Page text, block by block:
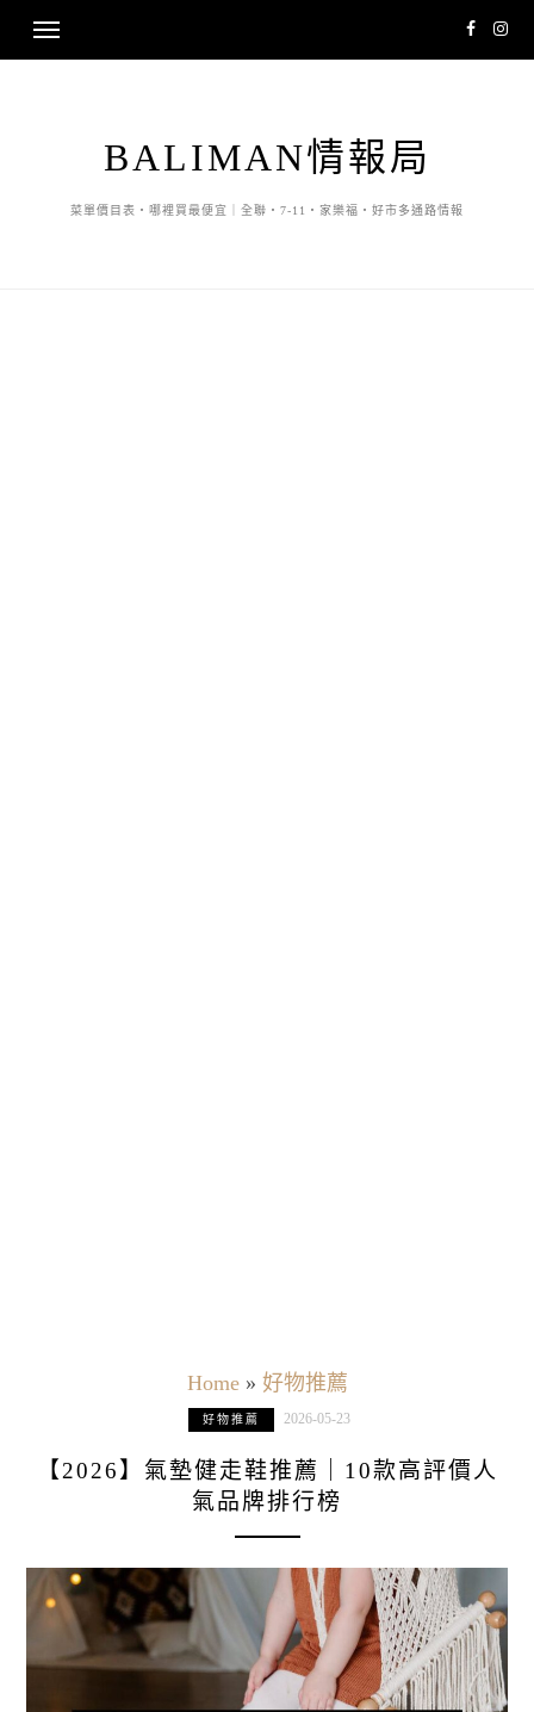
BALIMAN情報局
菜單價目表・哪裡買最便宜｜全聯・7-11・家樂福・好市多通路情報
Home» 好物推薦
好物推薦 2026-05-23
【2026】氣墊健走鞋推薦｜10款高評價人
氣品牌排行榜